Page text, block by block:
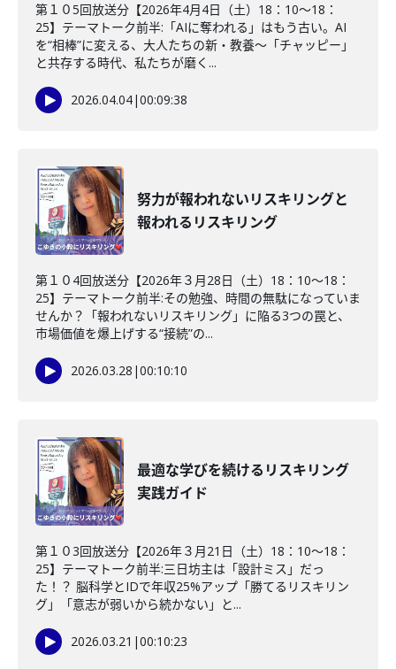
第１０5回放送分【2026年4月4日（土）18：10～18：
25】テーマトーク前半:「AIに奪われる」はもう古い。AI
を“相棒”に変える、大人たちの新・教養〜「チャッピー」
と共存する時代、私たちが磨く...
2026.04.04|00:09:38
努力が報われないリスキリングと
報われるリスキリング
第１０4回放送分【2026年３月28日（土）18：10～18：
25】テーマトーク前半:その勉強、時間の無駄になっていま
せんか？「報われないリスキリング」に陥る3つの罠と、
市場価値を爆上げする“接続”の...
2026.03.28 |00:10:10
最適な学びを続けるリスキリング
実践ガイド
第１０3回放送分【2026年３月21日（土）18：10～18：
25】テーマトーク前半:三日坊主は「設計ミス」だっ
た！？ 脳科学とIDで年収25%アップ「勝てるリスキリン
グ」「意志が弱いから続かない」と...
2026.03.21 |00:10:23